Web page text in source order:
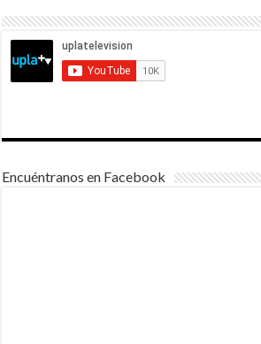
Encuéntranos en Facebook